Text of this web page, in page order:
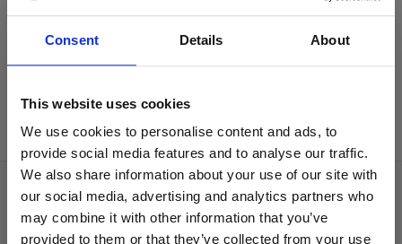
Consent Details About
This website uses cookies
We use cookies to personalise content and ads, to
provide social media features and to analyse our traffic.
We also share information about your use of our site with
our social media, advertising and analytics partners who
may combine it with other information that you’ve
provided to them or that they’ve collected from your use
Over ons
Algemene voorwaarden
De Summer Sale bij Snip Wonen+ is
gestart!
woonaccessoires aan te schaffen met aantrekkelijke kortingen.
In onze showroom vind je een uitgebreide selectie
designmeubelen van gerenommeerde Nederlandse en Europese
merken. Onder andere showroommodellen van
Gelderland,Swedese,Sculptures JeuxenArtisanzijn nu extra
voordelig verkrijgbaar. Profiteer van unieke aanbiedingen zolang
de voorraad strekt!